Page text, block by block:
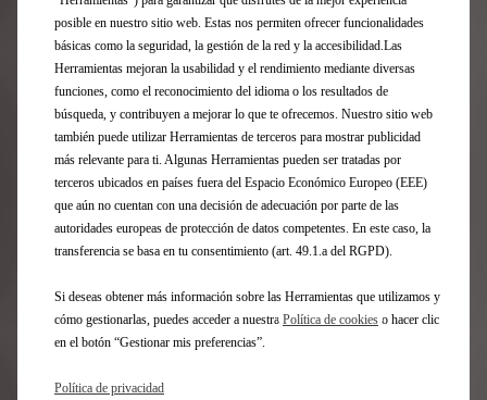
Pack Business se compone de los siguientes seguros
y servicios: Seguro Auto (99,79€ al mes) suscrito con
Mutua Madrileña Automovilista, S.S.P.F., con NIF: V-
28027118, domicilio social en Madrid, Paseo de la
Castellana, 33, 28046; inscrito en el Registro de la
Dirección General de Seguros y Fondos de Pensiones
con la clave M0083. Gestión de Multas (3,97€ al mes)
suscrito con Pyramid Consulting, S.L. con CIF B-
80176506. Complete Care Plus (27,88€ al mes)
suscrito con Stellantis España, S.A, con CIF A-
8012342, cubre los mantenimientos periódicos
(piezas, mano de obra e impuestos incluidos)
(con un límite máximo de 60.000 km) realizados en la
Red oficial dsautomobiles.
DS SERENITY
posible en nuestro sitio web. Estas nos permiten ofrecer funcionalidades
básicas como la seguridad, la gestión de la red y la accesibilidad.Las
Herramientas mejoran la usabilidad y el rendimiento mediante diversas
funciones, como el reconocimiento del idioma o los resultados de
búsqueda, y contribuyen a mejorar lo que te ofrecemos. Nuestro sitio web
también puede utilizar Herramientas de terceros para mostrar publicidad
más relevante para ti. Algunas Herramientas pueden ser tratadas por
terceros ubicados en países fuera del Espacio Económico Europeo (EEE)
que aún no cuentan con una decisión de adecuación por parte de las
autoridades europeas de protección de datos competentes. En este caso, la
transferencia se basa en tu consentimiento (art. 49.1.a del RGPD).
Si deseas obtener más información sobre las Herramientas que utilizamos y
cómo gestionarlas, puedes acceder a nuestra Política de cookies o hacer clic
en el botón “Gestionar mis preferencias”.
Política de privacidad